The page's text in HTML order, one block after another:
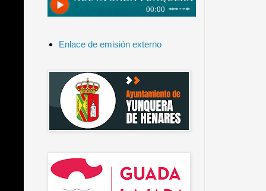
Enlace de emisión externo